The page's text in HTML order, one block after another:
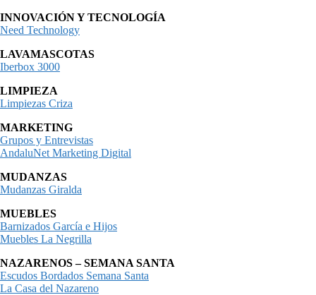
INNOVACIÓN Y TECNOLOGÍA
Need Technology
LAVAMASCOTAS
Iberbox 3000
LIMPIEZA
Limpiezas Criza
MARKETING
Grupos y Entrevistas
AndaluNet Marketing Digital
MUDANZAS
Mudanzas Giralda
MUEBLES
Barnizados García e Hijos
Muebles La Negrilla
NAZARENOS – SEMANA SANTA
Escudos Bordados Semana Santa
La Casa del Nazareno